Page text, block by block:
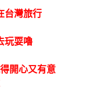
台灣旅行
玩耍嚕
開心又有意